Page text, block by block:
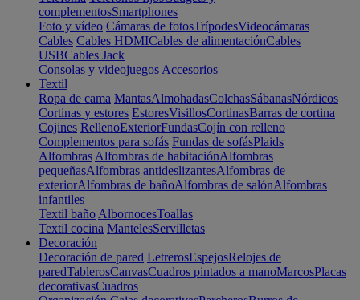
complementosSmartphones
Foto y vídeo Cámaras de fotosTrípodesVideocámaras
Cables Cables HDMICables de alimentaciónCables
USBCables Jack
Consolas y videojuegos Accesorios
Textil
Ropa de cama MantasAlmohadasColchasSábanasNórdicos
Cortinas y estores EstoresVisillosCortinasBarras de cortina
Cojines RellenoExteriorFundasCojín con relleno
Complementos para sofás Fundas de sofásPlaids
Alfombras Alfombras de habitaciónAlfombras
pequeñasAlfombras antideslizantesAlfombras de
exteriorAlfombras de bañoAlfombras de salónAlfombras
infantiles
Textil baño AlbornocesToallas
Textil cocina MantelesServilletas
Decoración
Decoración de pared LetrerosEspejosRelojes de
paredTablerosCanvasCuadros pintados a manoMarcosPlacas
decorativasCuadros